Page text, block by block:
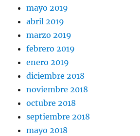
mayo 2019
abril 2019
marzo 2019
febrero 2019
enero 2019
diciembre 2018
noviembre 2018
octubre 2018
septiembre 2018
mayo 2018